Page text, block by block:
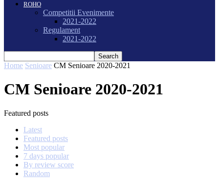
ROHO
Competitii Evenimente
2021-2022
Regulament
2021-2022
Home Senioare CM Senioare 2020-2021
CM Senioare 2020-2021
Featured posts
Latest
Featured posts
Most popular
7 days popular
By review score
Random